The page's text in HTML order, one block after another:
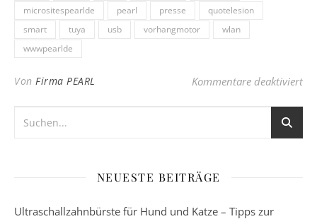
micrositespearlde
pearl presse
quotelesion
smart
tuya usb vorhangmotor
wlan
wwwpearlde
Von Firma PEARL Kommentare deaktiviertfür
NEUESTE BEITRÄGE
Ultraschallzahnbürste für Hund und Katze – Tipps zur